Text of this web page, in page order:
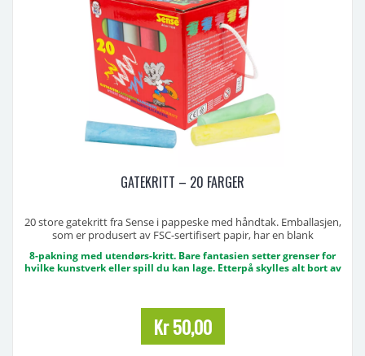
GATEKRITT – 20 FARGER
20 store gatekritt fra Sense i pappeske med håndtak. Emballasjen,
som er produsert av FSC-sertifisert papir, har en blank
Hver boks inneholder 4 av hver farge, gul, blå, vi, rød og grønn.
8-pakning med utendørs-kritt. Bare fantasien setter grenser for
hvilke kunstverk eller spill du kan lage. Etterpå skylles alt bort av
Kr 50,00